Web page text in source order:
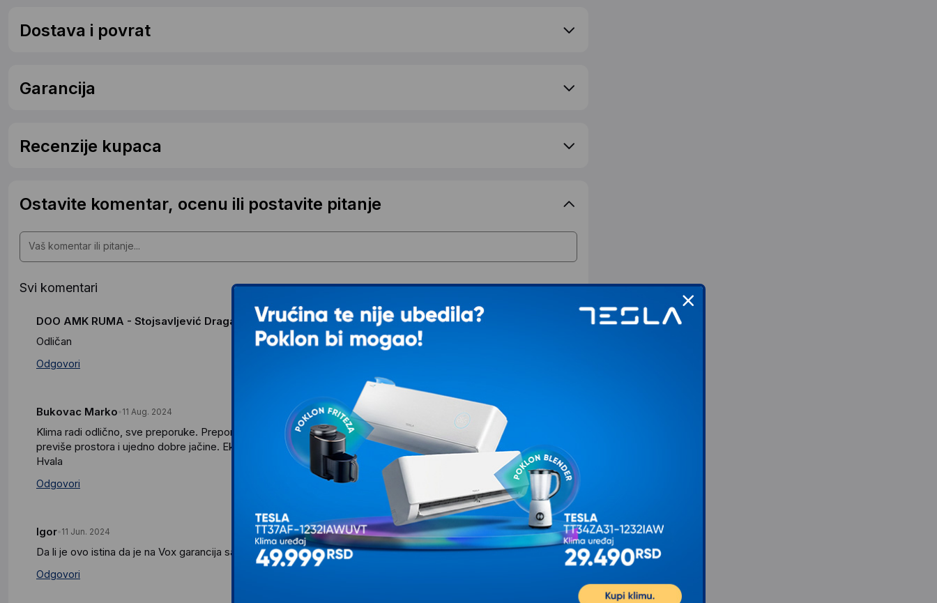
Dostava i povrat
Garancija
Recenzije kupaca
Ostavite komentar, ocenu ili postavite pitanje
Svi komentari
DOO AMK RUMA - Stojsavljević Dragana 03 Aug. 2026
Odličan
Odgovori
Bukovac Marko 11 Aug. 2024
Klima radi odlično, sve preporuke. Preporučujem je svima kojima treba prenosna klima, klima koja ne zauzima
previše prostora i ujedno dobre jačine. Ekstra hladi. Sve preporuke i za podršku, koja uredno radi svoj posao.
Hvala
Odgovori
Igor 11 Jun. 2024
Da li je ovo istina da je na Vox garancija samo 2 godine? Obično je za Vox 5 godina bezuslovne garancije?
Odgovori